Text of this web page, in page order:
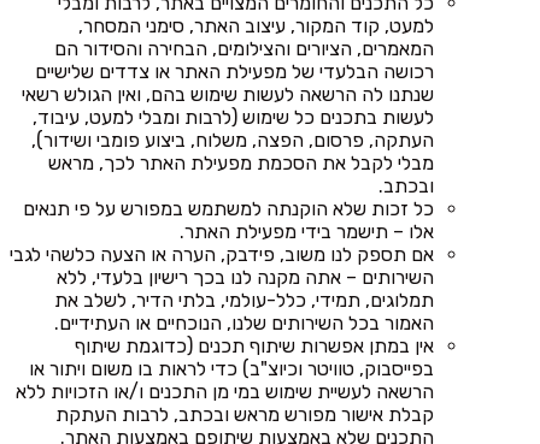
למעט, קוד המקור, עיצוב האתר, סימני המסחר,
המאמרים, הציורים והצילומים, הבחירה והסידור הם
רכושה הבלעדי של מפעילת האתר או צדדים שלישיים
שנתנו לה הרשאה לעשות שימוש בהם, ואין הגולש רשאי
לעשות בתכנים כל שימוש (לרבות ומבלי למעט, עיבוד,
העתקה, פרסום, הפצה, משלוח, ביצוע פומבי ושידור),
מבלי לקבל את הסכמת מפעילת האתר לכך, מראש
ובכתב.
כל זכות שלא הוקנתה למשתמש במפורש על פי תנאים
אלו – תישמר בידי מפעילת האתר.
אם תספק לנו משוב, פידבק, הערה או הצעה כלשהי לגבי
השירותים – אתה מקנה לנו בכך רישיון בלעדי, ללא
תמלוגים, תמידי, כלל-עולמי, בלתי הדיר, לשלב את
האמור בכל השירותים שלנו, הנוכחיים או העתידיים.
אין במתן אפשרות שיתוף תכנים (כדוגמת שיתוף
בפייסבוק, טוויטר וכיוצ"ב) כדי לראות בו משום ויתור או
הרשאה לעשיית שימוש במי מן התכנים ו/או הזכויות ללא
קבלת אישור מפורש מראש ובכתב, לרבות העתקת
התכנים שלא באמצעות שיתופם באמצעות האתר.